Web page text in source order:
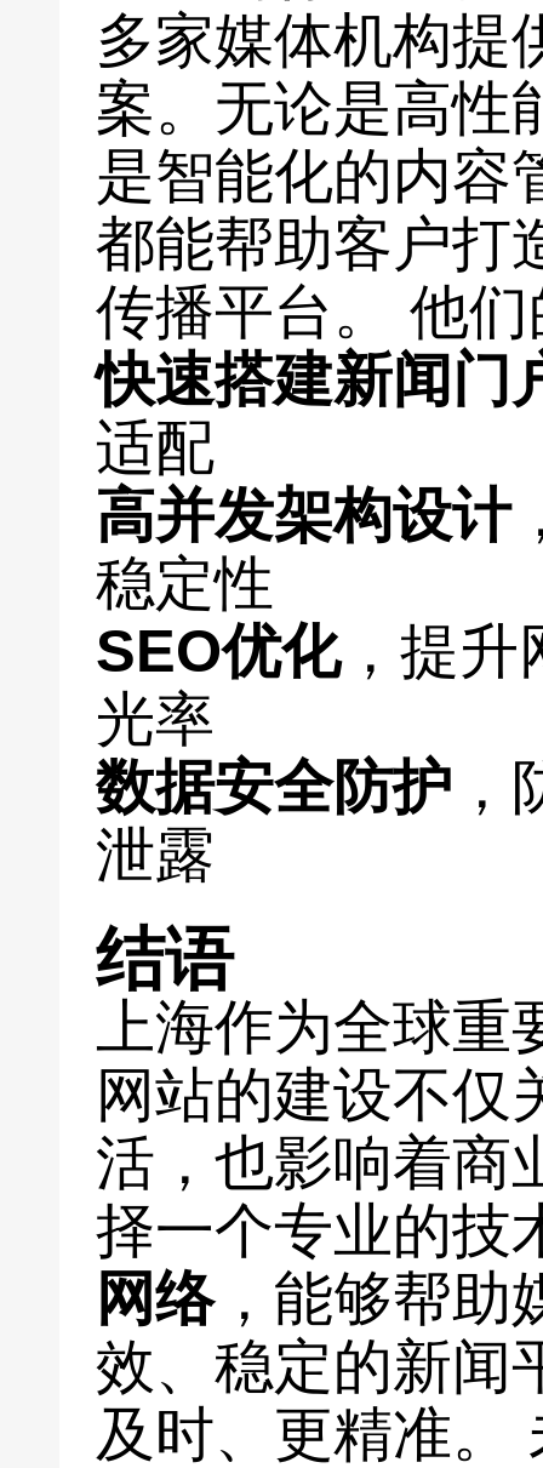
多家媒体机构提
案。无论是高性
是智能化的内容
都能帮助客户打
传播平台。 他
快速搭建新闻门
适配
高并发架构设计
稳定性
SEO优化，提升
光率
数据安全防护
泄露
结语
上海作为全球
网站的建设不仅
活，也影响着商
择一个专业的技
网络，能够帮助
效、稳定的新闻
及时、更精准。